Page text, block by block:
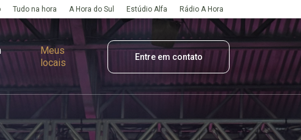
Tudo na hora A Hora do Sul Estúdio Alfa Rádio A Hora
Meus
locais
Entre em contato